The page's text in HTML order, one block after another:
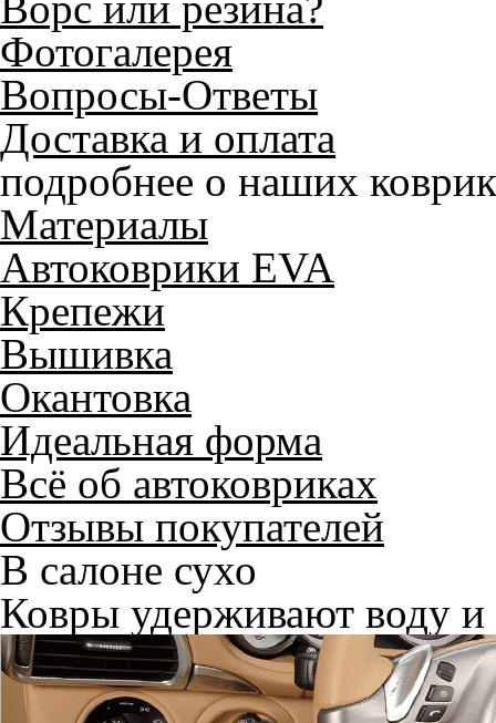
Фотогалерея
Вопросы-Ответы
Доставка и оплата
подробнее о наших
Материалы
Автоковрики EVA
Крепежи
Вышивка
Окантовка
Идеальная форма
Всё об автоковриках
Отзывы покупателей
В салоне сухо
Ковры удерживают воду и